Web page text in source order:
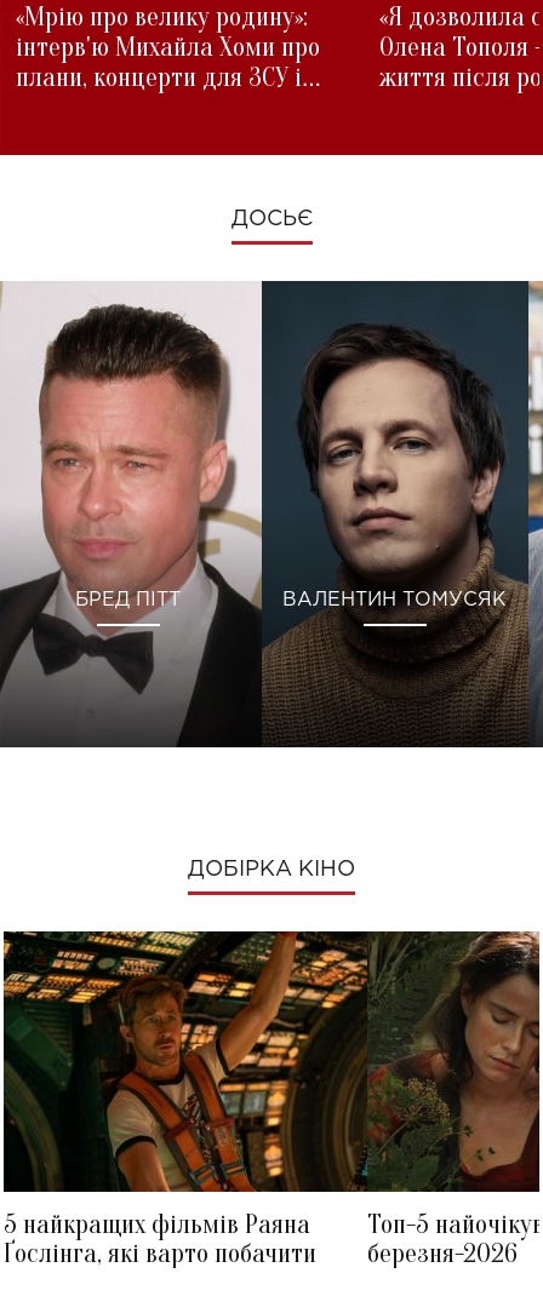
«Мрію про велику родину»:
інтерв'ю Михайла Хоми про
плани, концерти для ЗСУ і
«Я дозволила
Олена Тополя
життя після
ДОСЬЄ
БРЕД ПІТТ ВАЛЕНТИН ТОМУСЯК
ДОБІРКА КІНО
5 найкращих фільмів Раяна
Ґослінга, які варто побачити
Топ-5
березня-2026